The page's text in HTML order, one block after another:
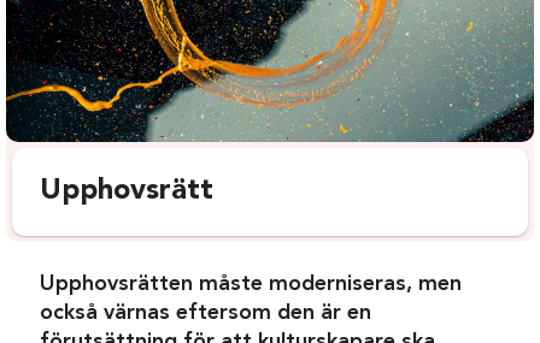
Upphovsrätt
Upphovsrätten måste moderniseras, men
också värnas eftersom den är en